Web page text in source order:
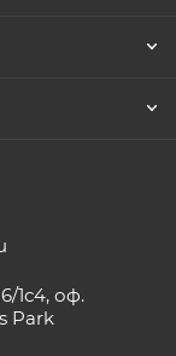
1с4, оф.
Park